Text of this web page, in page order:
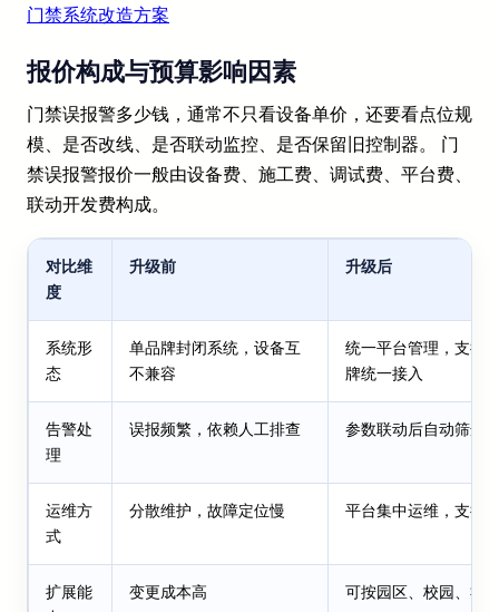
门禁系统改造方案
报价构成与预算影响因素
门禁误报警多少钱，通常不只看设备单价，还要看点位规
模、是否改线、是否联动监控、是否保留旧控制器。 门
禁误报警报价一般由设备费、施工费、调试费、平台费、
联动开发费构成。
对比维
度
升级前 升级后
系统形
态
单品牌封闭系统，设备互
不兼容
统一平台管理，支持
牌统一接入
告警处
理
误报频繁，依赖人工排查 参数联动后自动筛选
运维方
式
分散维护，故障定位慢 平台集中运维，支持
扩展能
变更成本高 可按园区、校园、社